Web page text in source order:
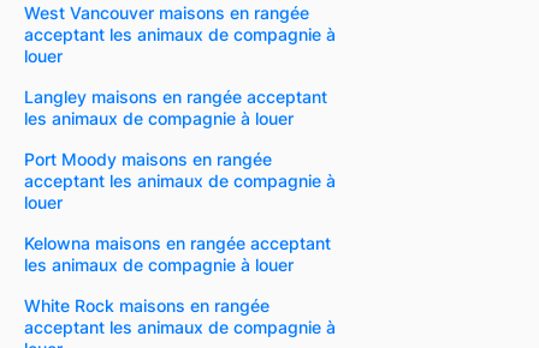
West Vancouver maisons en rangée
acceptant les animaux de compagnie à
louer
Langley maisons en rangée acceptant
les animaux de compagnie à louer
Port Moody maisons en rangée
acceptant les animaux de compagnie à
louer
Kelowna maisons en rangée acceptant
les animaux de compagnie à louer
White Rock maisons en rangée
acceptant les animaux de compagnie à